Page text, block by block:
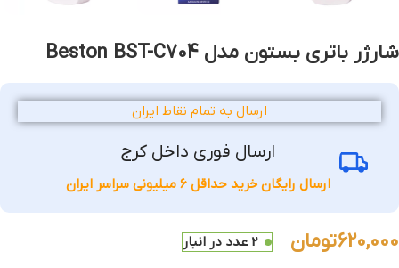
شارژر باتری بستون مدل Beston BST-C704
ارسال به تمام نقاط ایران
ارسال فوری داخل کرج
ارسال رایگان خرید حداقل 6 میلیونی سراسر ایران
620,000تومان 2 عدد در انبار